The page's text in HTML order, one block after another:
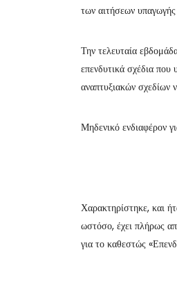
των αιτήσεων υπαγωγής
Την τελευταία
επενδυτικά σχέδια
αναπτυξιακών
Μηδενικό ενδιαφέρον
Χαρακτηρίστηκε, και
ωστόσο, έχει πλήρως
για το καθεστώς